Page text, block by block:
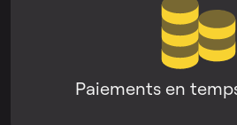
Paiements en